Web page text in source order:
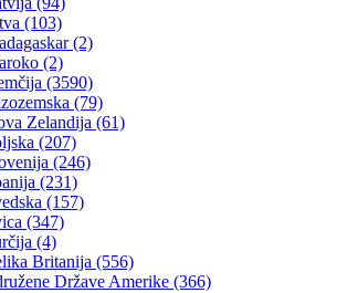
(103)
(2)
(2)
(3590)
(79)
Zelandija (61)
(207)
(246)
(231)
(157)
(347)
(4)
Britanija (556)
Države Amerike (366)